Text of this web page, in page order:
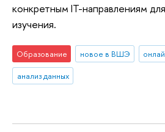
конкретным IT-направлениям
изучения.
Образование новое в ВШЭ
анализ данных